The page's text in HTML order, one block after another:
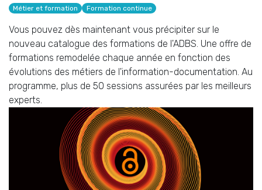
Métier et formation Formation continue
Vous pouvez dès maintenant vous précipiter sur le
nouveau catalogue des formations de l'ADBS. Une offre de
formations remodelée chaque année en fonction des
évolutions des métiers de l'information-documentation. Au
programme, plus de 50 sessions assurées par les meilleurs
experts.